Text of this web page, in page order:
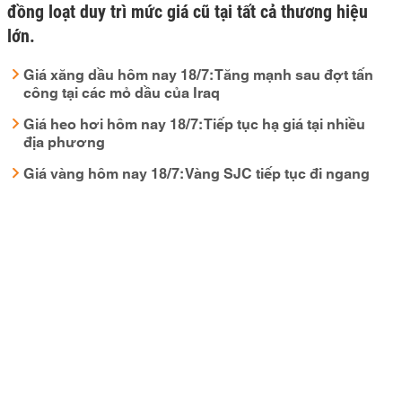
đồng loạt duy trì mức giá cũ tại tất cả thương hiệu
lớn.
Giá xăng dầu hôm nay 18/7: Tăng mạnh sau đợt tấn
công tại các mỏ dầu của Iraq
Giá heo hơi hôm nay 18/7: Tiếp tục hạ giá tại nhiều
địa phương
Giá vàng hôm nay 18/7: Vàng SJC tiếp tục đi ngang